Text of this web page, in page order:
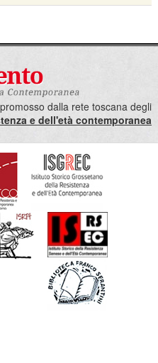
promosso dalla rete toscana degli
e dell'età contemporanea